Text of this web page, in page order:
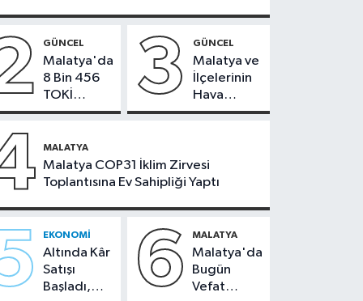
GÜNCEL
Malatya'da
8 Bin 456
TOKİ
Konutunun
Bugün
Çekiliyor
3 GÜNCEL
Malatya ve
İlçelerinin
Hava
Durumu -
2026
MALATYA
Malatya COP31 İklim Zirvesi
Toplantısına Ev Sahipliği Yaptı
EKONOMI
Altında Kâr
Satışı
Başladı,
6 MALATYA
Malatya'da
Bugün
Vefat